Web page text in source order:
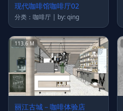
现代咖啡馆咖啡厅02
分类：咖啡厅 | by: qing
113.6 M
丽江古城－咖啡体验店